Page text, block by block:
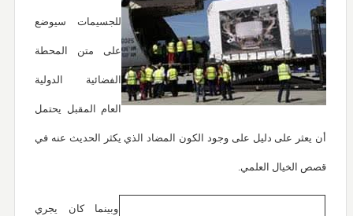
للجسيمات سيوضع
على متن المحطة
الفضائية الدولية
العام المقبل يحتمل
أن يعثر على دليل على وجود الكون المضاد الذي يكثر الحديث عنه في
قصص الخيال العلمي.
وبينما كان يجري